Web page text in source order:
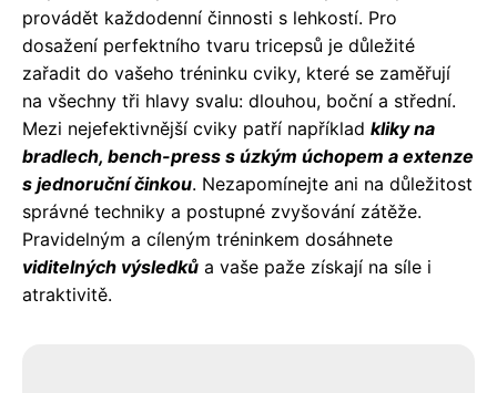
provádět každodenní činnosti s lehkostí. Pro
dosažení perfektního tvaru tricepsů je důležité
zařadit do vašeho tréninku cviky, které se zaměřují
na všechny tři hlavy svalu: dlouhou, boční a střední.
Mezi nejefektivnější cviky patří například kliky na
bradlech, bench-press s úzkým úchopem a extenze
s jednoruční činkou. Nezapomínejte ani na důležitost
správné techniky a postupné zvyšování zátěže.
Pravidelným a cíleným tréninkem dosáhnete
viditelných výsledků a vaše paže získají na síle i
atraktivitě.